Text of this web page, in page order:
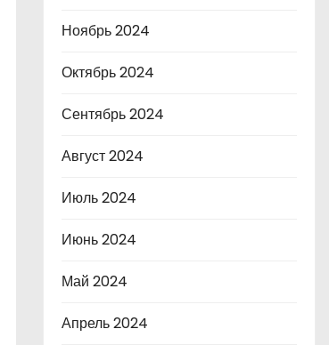
Ноябрь 2024
Октябрь 2024
Сентябрь 2024
Август 2024
Июль 2024
Июнь 2024
Май 2024
Апрель 2024